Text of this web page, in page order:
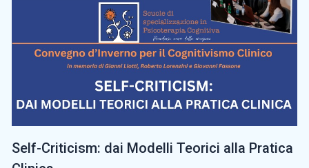
Self-Criticism: dai Modelli Teorici alla Pratica